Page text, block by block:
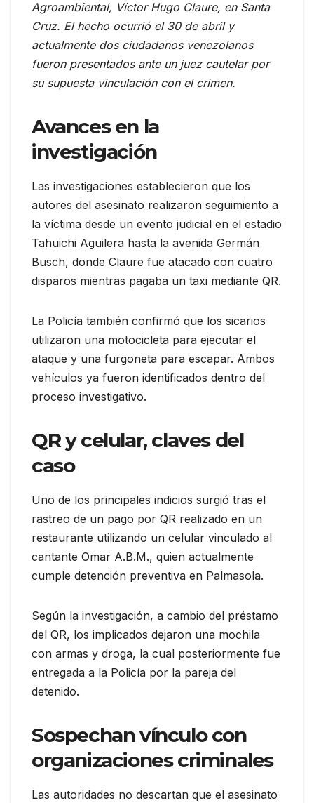
Agroambiental, Víctor Hugo Claure, en Santa
Cruz. El hecho ocurrió el 30 de abril y
actualmente dos ciudadanos venezolanos
fueron presentados ante un juez cautelar por
su supuesta vinculación con el crimen.
Avances en la
investigación
Las investigaciones establecieron que los
autores del asesinato realizaron seguimiento a
la víctima desde un evento judicial en el estadio
Tahuichi Aguilera hasta la avenida Germán
Busch, donde Claure fue atacado con cuatro
disparos mientras pagaba un taxi mediante QR.
La Policía también confirmó que los sicarios
utilizaron una motocicleta para ejecutar el
ataque y una furgoneta para escapar. Ambos
vehículos ya fueron identificados dentro del
proceso investigativo.
QR y celular, claves del
caso
Uno de los principales indicios surgió tras el
rastreo de un pago por QR realizado en un
restaurante utilizando un celular vinculado al
cantante Omar A.B.M., quien actualmente
cumple detención preventiva en Palmasola.
Según la investigación, a cambio del préstamo
del QR, los implicados dejaron una mochila
con armas y droga, la cual posteriormente fue
entregada a la Policía por la pareja del
detenido.
Sospechan vínculo con
organizaciones criminales
Las autoridades no descartan que el asesinato